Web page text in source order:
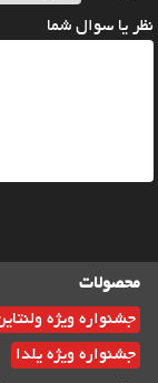
نظر یا سوال شما
محصولات
جشنواره ویژه
جشنواره ویژه یلدا